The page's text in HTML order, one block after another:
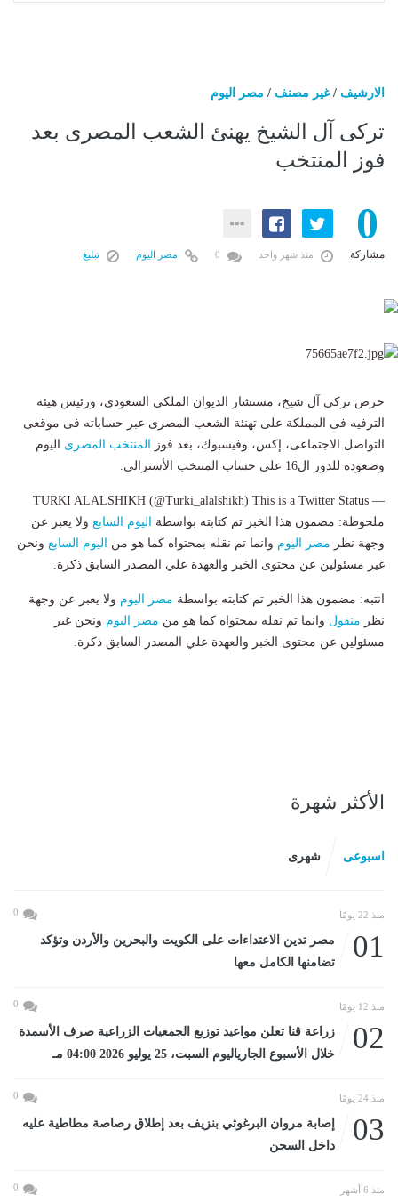
الارشيف /غير مصنف / مصر اليوم
تركى آل الشيخ يهنئ الشعب المصرى بعد
فوز المنتخب
0
مشاركة منذ شهر واحد مصر اليوم تبليغ
حرص تركى آل شيخ، مستشار الديوان الملكى السعودى، ورئيس هيئة
الترفيه فى المملكة على تهنئة الشعب المصرى عبر حساباته فى موقعى
التواصل الاجتماعى، إكس، وفيسبوك، بعد فوز
المنتخب المصرى اليوم
وصعوده للدور ال16 على حساب المنتخب الأسترالى.
— TURKI ALALSHIKH (@Turki_alalshikh) This is a Twitter Status
ملحوظة: مضمون هذا الخبر تم كتابته بواسطة
اليوم السابع ولا يعبر عن
وجهة نظر مصر اليوم وانما تم نقله بمحتواه كما هو من اليوم السابع ونحن
غير مسئولين عن محتوى الخبر والعهدة علي المصدر السابق ذكرة.
انتبه: مضمون هذا الخبر تم كتابته بواسطة مصر اليوم ولا يعبر عن وجهة
نظر منقول وانما تم نقله بمحتواه كما هو من مصر اليوم ونحن غير
مسئولين عن محتوى الخبر والعهدة علي المصدر السابق ذكرة.
الأكثر شهرة
اسبوعى شهرى
منذ 22 يومًا 0
01
مصر تدين الاعتداءات على الكويت والبحرين والأردن وتؤكد
تضامنها الكامل معها
منذ 12 يومًا 0
02
زراعة قنا تعلن مواعيد توزيع الجمعيات الزراعية صرف الأسمدة
خلال الأسبوع الجارياليوم السبت، 25 يوليو 2026 04:00 مـ
منذ 24 يومًا 0
03
إصابة مروان البرغوثي بنزيف بعد إطلاق رصاصة مطاطية عليه
داخل السجن
منذ 6 أشهر 0